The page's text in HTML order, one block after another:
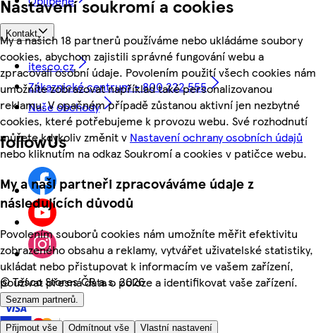
Nastavení soukromí a cookies
My a našich 18 partnerů používáme nebo ukládáme soubory
cookies, abychom zajistili správné fungování webu a
zpracovali osobní údaje. Povolením použití všech cookies nám
umožníte zobrazovat například také personalizovanou
reklamu. V opačném případě zůstanou aktivní jen nezbytné
cookies, které potřebujeme k provozu webu. Své rozhodnutí
můžete kdykoliv změnit v Nastavení ochrany osobních údajů
nebo kliknutím na odkaz Soukromí a cookies v patičce webu.
My a naši partneři zpracováváme údaje z
následujících důvodů
Povolením souborů cookies nám umožníte měřit efektivitu
zobrazeného obsahu a reklamy, vytvářet uživatelské statistiky,
ukládat nebo přistupovat k informacím ve vašem zařízení,
používat přesná data o poloze a identifikovat vaše zařízení.
Seznam partnerů.
Přijmout vše Odmítnout vše Vlastní nastavení
Kontakt
itesco.cz
Zákaznické centrum - 800 222 555
Naše obchody
followUs
©Tesco Stores ČR a.s. 2026